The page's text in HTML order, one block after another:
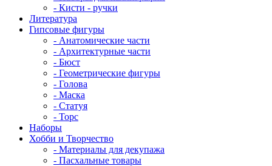
- Кисти - ручки
Литература
Гипсовые фигуры
- Анатомические части
- Архитектурные части
- Бюст
- Геометрические фигуры
- Голова
- Маска
- Статуя
- Торс
Наборы
Хобби и Творчество
- Материалы для декупажа
- Пасхальные товары